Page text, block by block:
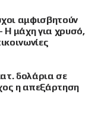
αμφισβητούν
Η μάχη για χρυσό,
δολάρια σε
η απεξάρτηση